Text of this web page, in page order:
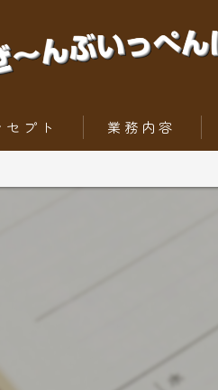
セプト 業務内容
ZEH（ゼッチ）とは